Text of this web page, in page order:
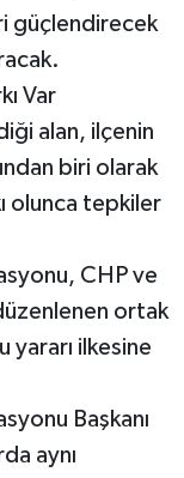
güçlendirecek
Var
alan, ilçenin
biri olarak
olunca tepkiler
CHP ve
ortak
yararı ilkesine
Başkanı
aynı